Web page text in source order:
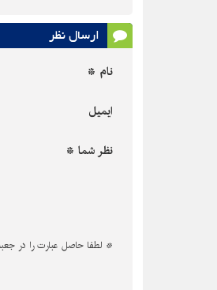
ارسال نظر
نام *
ایمیل
نظر شما *
* لطفا حاصل عبارت را در